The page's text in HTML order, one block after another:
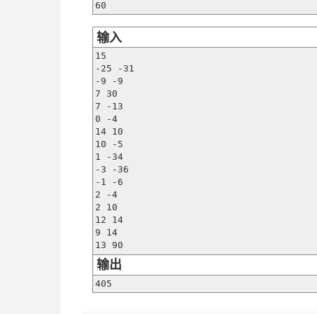
60
输入
15
-25 -31
-9 -9
7 30
7 -13
0 -4
14 10
10 -5
1 -34
-3 -36
-1 -6
2 -4
2 10
12 14
9 14
13 90
输出
405